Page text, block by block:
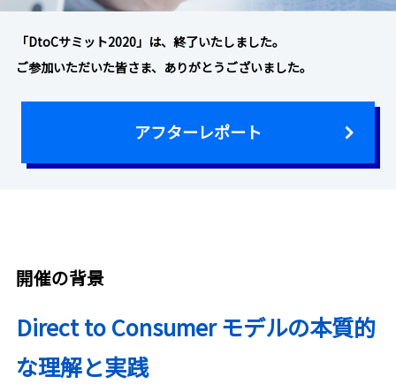
「DtoCサミット2020」は、終了いたしました。
ご参加いただいた皆さま、ありがとうございました。
アフターレポート
開催の背景
Direct to Consumer モデルの本質的
な理解と実践